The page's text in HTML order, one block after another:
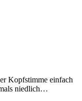
Kopfstimme einfach
niedlich…